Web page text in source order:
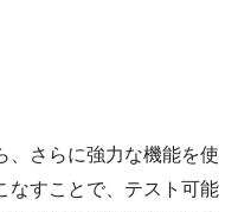
、さらに強力な機能を使
なすことで、テスト可能